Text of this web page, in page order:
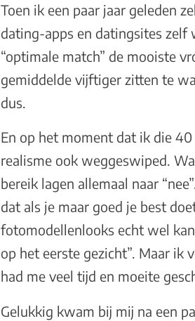
Toen ik een paar jaar geleden
dating-apps en datingsites zelf
“optimale match” de mooiste
gemiddelde vijftiger zitten te
dus.
En op het moment dat ik die
realisme ook weggeswiped.
bereik lagen allemaal naar
dat als je maar goed je best
fotomodellenlooks echt wel
op het eerste gezicht”. Maar ik
had me veel tijd en moeite
Gelukkig kwam bij mij na een